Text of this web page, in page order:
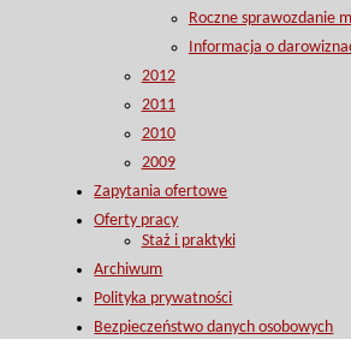
Roczne sprawozdanie
Informacja o
2012
2011
2010
2009
Zapytania ofertowe
Oferty pracy
Staż i praktyki
Archiwum
Polityka prywatności
Bezpieczeństwo danych osobowych